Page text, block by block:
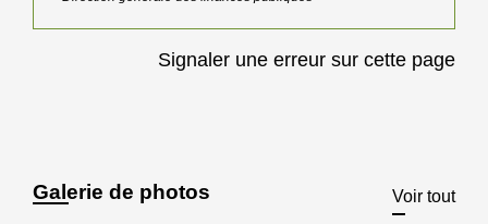
Signaler une erreur sur cette page
Galerie de photos Voir tout